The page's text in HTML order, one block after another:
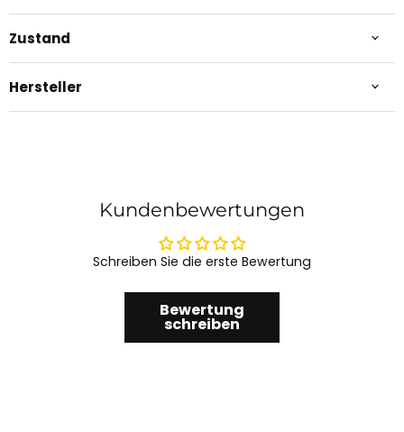
Zustand
Hersteller
Kundenbewertungen
Schreiben Sie die erste Bewertung
Bewertung
schreiben